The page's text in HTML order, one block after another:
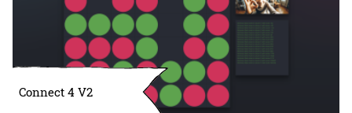
Connect 4 V2